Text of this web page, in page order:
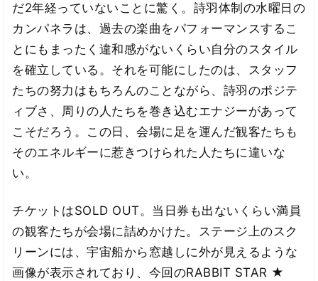
だ2年経っていないことに驚く。詩羽体制の水曜日の
カンパネラは、過去の楽曲をパフォーマンスするこ
とにもまったく違和感がないくらい自分のスタイル
を確立している。それを可能にしたのは、スタッフ
たちの努力はもちろんのことながら、詩羽のポジテ
ィブさ、周りの人たちを巻き込むエナジーがあって
こそだろう。この日、会場に足を運んだ観客たちも
そのエネルギーに惹きつけられた人たちに違いな
い。
チケットはSOLD OUT。当日券も出ないくらい満員
の観客たちが会場に詰めかけた。ステージ上のスク
リーンには、宇宙船から窓越しに外が見えるような
画像が表示されており、今回のRABBIT STAR ★